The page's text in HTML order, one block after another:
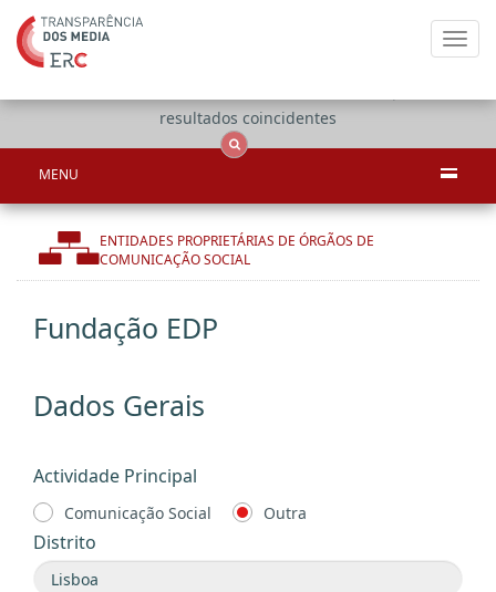
resultados coincidentes
MENU
ENTIDADES PROPRIETÁRIAS DE ÓRGÃOS DE
COMUNICAÇÃO SOCIAL
Fundação EDP
Dados Gerais
Actividade Principal
Comunicação Social Outra
Distrito